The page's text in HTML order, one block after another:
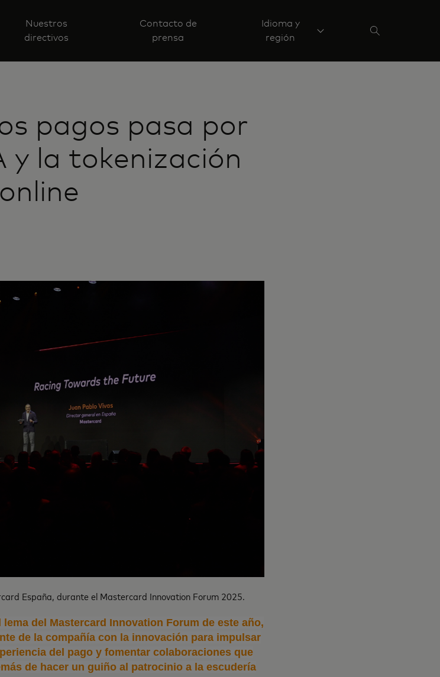
Nuestros
directivos
Contacto de
prensa
Idioma y
región
pagos pasa por
y la tokenización
España, durante el Mastercard Innovation Forum 2025.
del Mastercard Innovation Forum de este año,
de la compañía con la innovación para impulsar
del pago y fomentar colaboraciones que
de hacer un guiño al patrocinio a la escudería